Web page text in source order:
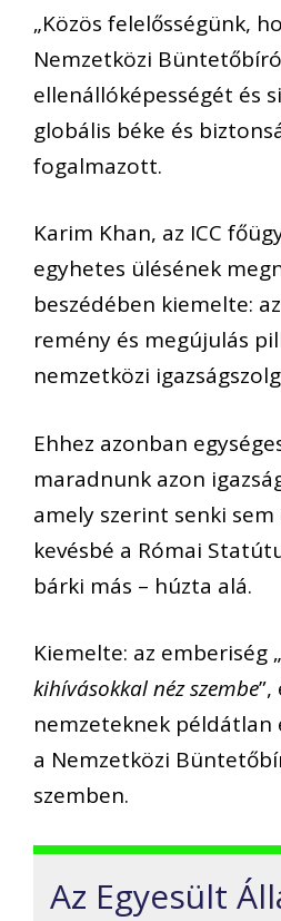
„Közös felelősségünk,
Nemzetközi
ellenállóképességét és
globális béke és
fogalmazott.
Karim Khan, az ICC
egyhetes ülésének
beszédében kiemelte:
remény és megújulás
nemzetközi
Ehhez azonban
maradnunk azon
amely szerint senki
kevésbé a Római
bárki más – húzta alá.
Kiemelte: az emberiség „
kihívásokkal néz szembe
nemzeteknek példátlan
a Nemzetközi
szemben.
Az Egyesült